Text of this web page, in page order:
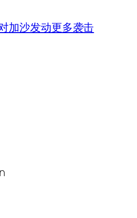
加沙发动更多袭击